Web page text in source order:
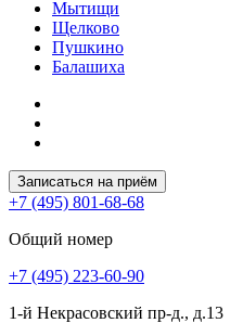
Мытищи
Щелково
Пушкино
Балашиха
Записаться на приём
+7 (495) 801-68-68
Общий номер
+7 (495) 223-60-90
1-й Некрасовский пр-д., д.13